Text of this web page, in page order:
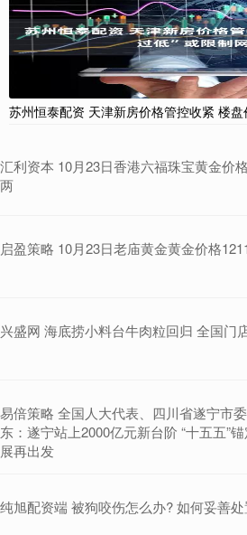
苏州恒泰配资 天津新房价格管控收紧 楼盘
汇利资本 10月23日香港六福珠宝黄金价
两
启盈策略 10月23日老庙黄金黄金价格
兴盛网 海底捞小料台牛肉粒回归 全国门
易倍策略 全国人大代表、四川省遂宁市
东：遂宁站上2000亿元新台阶 “十五五”
展再出发
纯旭配资端 被狗咬伤怎么办? 如何妥善